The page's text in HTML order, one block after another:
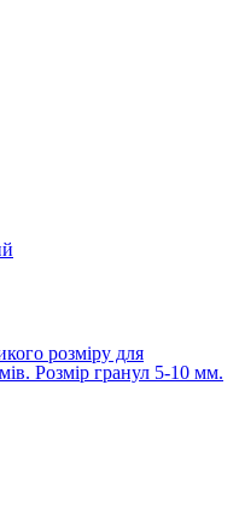
розміру для
Розмір гранул 5-10 мм.